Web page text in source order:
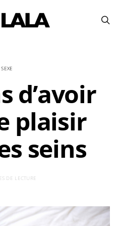
SEXE
d’avoir
plaisir
seins
DE LECTURE